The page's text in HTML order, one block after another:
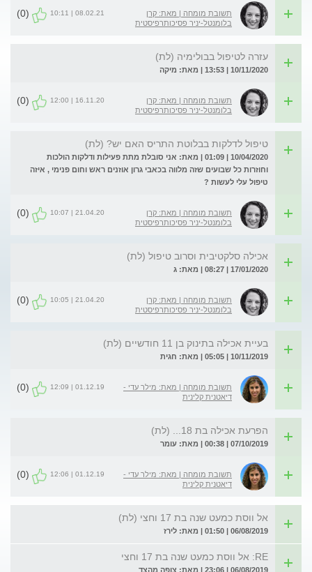
תשובת מומחה | מאת: קרן
בלומנטל-יניר פסיכותרפיסטית
08.02.21 | 10:11
(0)
עזרה לטיפול בבולימיה (לת)
10/11/2020 | 13:53 | מאת: מיקה
תשובת מומחה | מאת: קרן
בלומנטל-יניר פסיכותרפיסטית
16.11.20 | 12:00
(0)
טיפול לדלקות בבלוטת התריס האם יש? (לת)
10/04/2020 | 01:09 | מאת: אני סובלת מתת פעילות ודלקות הולכות
וחוזרות כל שבועים שזה מלווה בכאבי גרון אוזנים ראש וחום פנימי , איזה
טיפול עלי לעשות ?
תשובת מומחה | מאת: קרן
בלומנטל-יניר פסיכותרפיסטית
21.04.20 | 10:07
(0)
אכילה סלקטיבית וסרוב טיפול (לת)
17/01/2020 | 08:27 | מאת: ג
תשובת מומחה | מאת: קרן
בלומנטל-יניר פסיכותרפיסטית
21.04.20 | 10:05
(0)
בעיית אכילה בתינוק בן 11 חודשיים (לת)
10/11/2019 | 05:05 | מאת: חגית
תשובת מומחה | מאת: מילר עדי -
דיאטנית קלינית
01.12.19 | 12:09
(0)
הפרעת אכילה בת 18... (לת)
07/10/2019 | 00:38 | מאת: עומר
תשובת מומחה | מאת: מילר עדי -
דיאטנית קלינית
01.12.19 | 12:06
(0)
אל ווסת כמעט שנה בת 17 וחצי (לת)
06/08/2019 | 01:50 | מאת: לירז
RE: אל ווסת כמעט שנה בת 17 וחצי
06/08/2019 | 23:06 | מאת: צופה מהצד